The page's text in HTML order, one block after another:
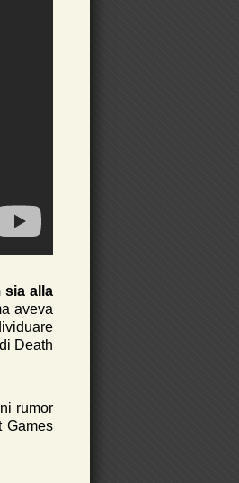
sia alla
aveva
Death
rumor
Games